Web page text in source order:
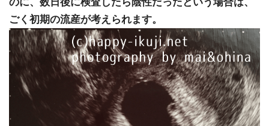
ごく初期の流産が考えられます。